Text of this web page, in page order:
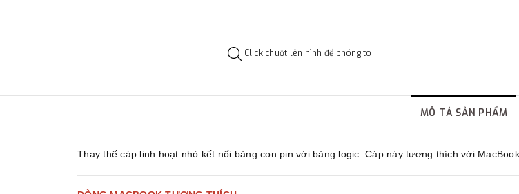
Click chuột lên hình để phóng to
MÔ TẢ SẢN PHẨM
Thay thế cáp linh hoạt nhỏ kết nối bảng con pin với bảng logic. Cáp này tương thích với